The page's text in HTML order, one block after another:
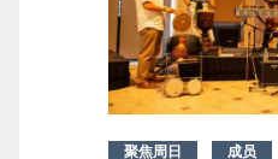
聚焦周日 成员